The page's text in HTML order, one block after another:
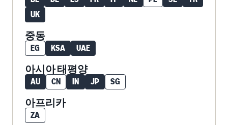
UK
중동
EG KSA UAE
아시아 태평양
AU CN IN JP SG
아프리카
ZA